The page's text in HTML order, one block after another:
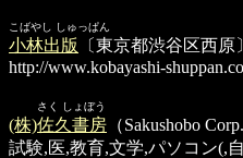
こばやし しゅっぱん
小林出版
〔東京都渋谷区西原
http://www.kobayashi-
さく しょぼう
(株)佐久書房 （Sakushobo
試験,医,教育,文学,パソコン(,自